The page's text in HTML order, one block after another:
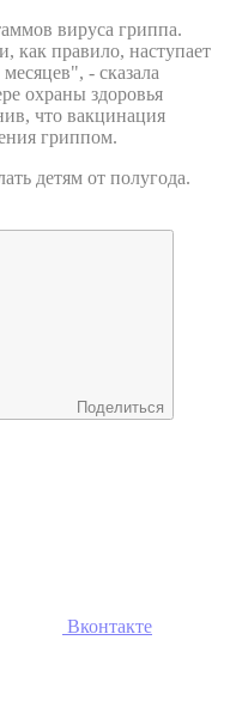
вируса гриппа.
как правило, наступает
- сказала
охраны здоровья
что вакцинация
гриппом.
детям от полугода.
Поделиться
Вконтакте